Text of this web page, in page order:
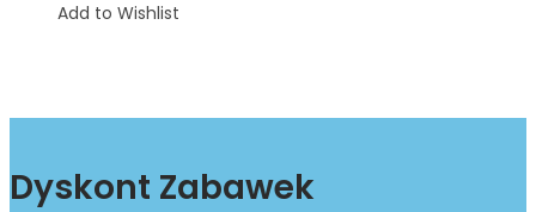
Add to Wishlist
Dyskont Zabawek